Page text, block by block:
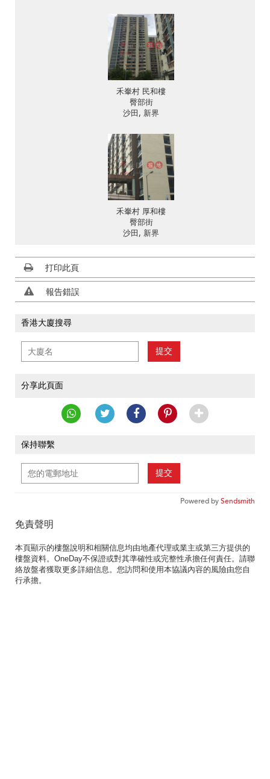
禾輋村 民和樓
臀部街
沙田, 新界
禾輋村 厚和樓
臀部街
沙田, 新界
打印此頁
報告錯誤
香港大廈搜尋
提交
分享此頁面
保持聯繫
提交
Powered bySendsmith
免責聲明
本頁顯示的樓盤說明和相關信息均由地產代理或業主或第三方提供的
樓盤資料。OneDay不保證或對其準確性或完整性承擔任何責任。請聯
絡放盤者獲取更多詳細信息。您訪問和使用本協議內容的風險由您自
行承擔。